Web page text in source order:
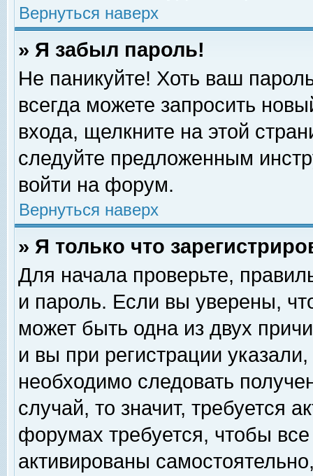
Вернуться наверх
» Я забыл пароль!
Не паникуйте! Хоть ваш
всегда можете запросить
входа, щелкните на этой
следуйте предложенным
войти на форум.
Вернуться наверх
» Я только что
Для начала проверьте,
и пароль. Если вы уверены,
может быть одна из двух
и вы при регистрации
необходимо следовать
случай, то значит, требуется
форумах требуется, чтобы
активированы